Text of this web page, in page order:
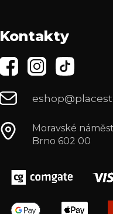
Kontakty
Moravské
Brno 602 00